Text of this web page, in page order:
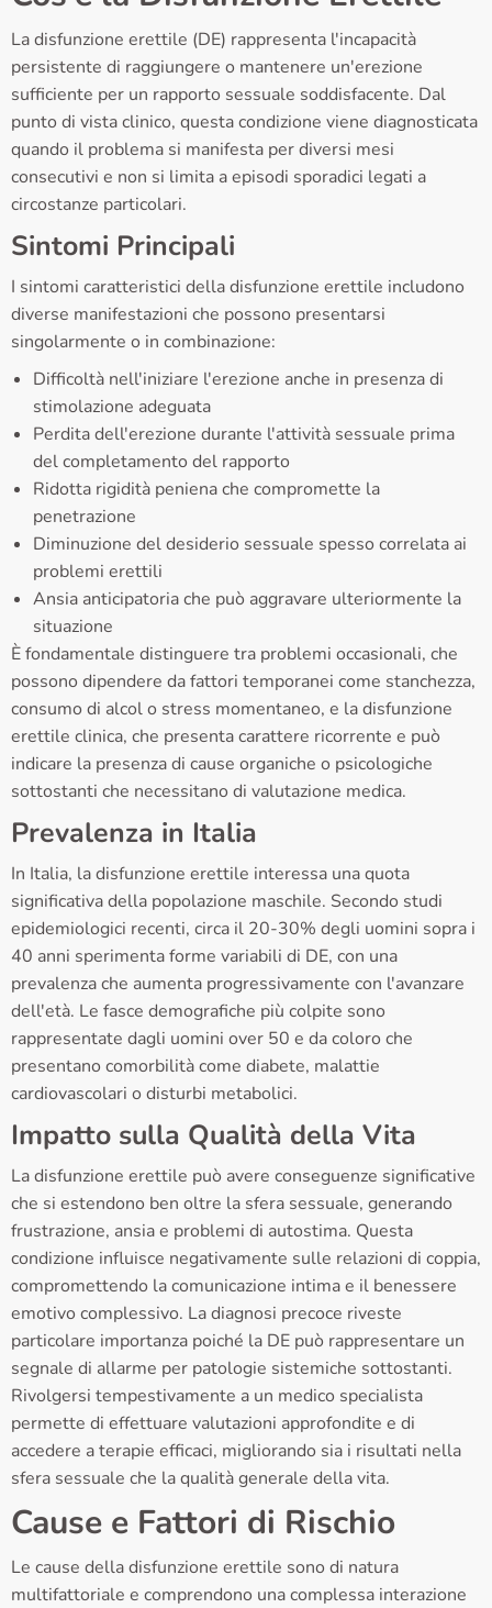
La disfunzione erettile (DE) rappresenta l'incapacità
persistente di raggiungere o mantenere un'erezione
sufficiente per un rapporto sessuale soddisfacente. Dal
punto di vista clinico, questa condizione viene diagnosticata
quando il problema si manifesta per diversi mesi
consecutivi e non si limita a episodi sporadici legati a
circostanze particolari.
Sintomi Principali
I sintomi caratteristici della disfunzione erettile includono
diverse manifestazioni che possono presentarsi
singolarmente o in combinazione:
Difficoltà nell'iniziare l'erezione anche in presenza di
stimolazione adeguata
Perdita dell'erezione durante l'attività sessuale prima
del completamento del rapporto
Ridotta rigidità peniena che compromette la
penetrazione
Diminuzione del desiderio sessuale spesso correlata ai
problemi erettili
Ansia anticipatoria che può aggravare ulteriormente la
situazione
È fondamentale distinguere tra problemi occasionali, che
possono dipendere da fattori temporanei come stanchezza,
consumo di alcol o stress momentaneo, e la disfunzione
erettile clinica, che presenta carattere ricorrente e può
indicare la presenza di cause organiche o psicologiche
sottostanti che necessitano di valutazione medica.
Prevalenza in Italia
In Italia, la disfunzione erettile interessa una quota
significativa della popolazione maschile. Secondo studi
epidemiologici recenti, circa il 20-30% degli uomini sopra i
40 anni sperimenta forme variabili di DE, con una
prevalenza che aumenta progressivamente con l'avanzare
dell'età. Le fasce demografiche più colpite sono
rappresentate dagli uomini over 50 e da coloro che
presentano comorbilità come diabete, malattie
cardiovascolari o disturbi metabolici.
Impatto sulla Qualità della Vita
La disfunzione erettile può avere conseguenze significative
che si estendono ben oltre la sfera sessuale, generando
frustrazione, ansia e problemi di autostima. Questa
condizione influisce negativamente sulle relazioni di coppia,
compromettendo la comunicazione intima e il benessere
emotivo complessivo. La diagnosi precoce riveste
particolare importanza poiché la DE può rappresentare un
segnale di allarme per patologie sistemiche sottostanti.
Rivolgersi tempestivamente a un medico specialista
permette di effettuare valutazioni approfondite e di
accedere a terapie efficaci, migliorando sia i risultati nella
sfera sessuale che la qualità generale della vita.
Cause e Fattori di Rischio
Le cause della disfunzione erettile sono di natura
multifattoriale e comprendono una complessa interazione